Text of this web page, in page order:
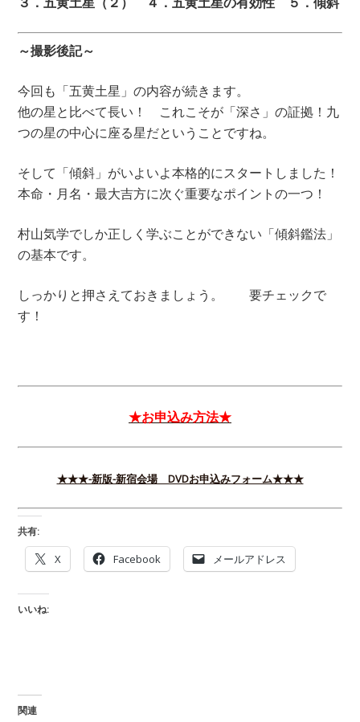
～撮影後記～
今回も「五黄土星」の内容が続きます。
他の星と比べて長い！ これこそが「深さ」の証拠！九
つの星の中心に座る星だということですね。
そして「傾斜」がいよいよ本格的にスタートしました！
本命・月名・最大吉方に次ぐ重要なポイントの一つ！
村山気学でしか正しく学ぶことができない「傾斜鑑法」
の基本です。
しっかりと押さえておきましょう。 要チェックで
す！
★お申込み方法★
★★★-新版-新宿会場 DVDお申込みフォーム★★★
共有:
X Facebook メールアドレス
いいね:
関連